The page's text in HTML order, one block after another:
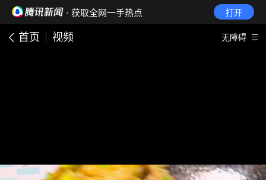
· 获取全网一手热点 打开
首页 视频 无障碍